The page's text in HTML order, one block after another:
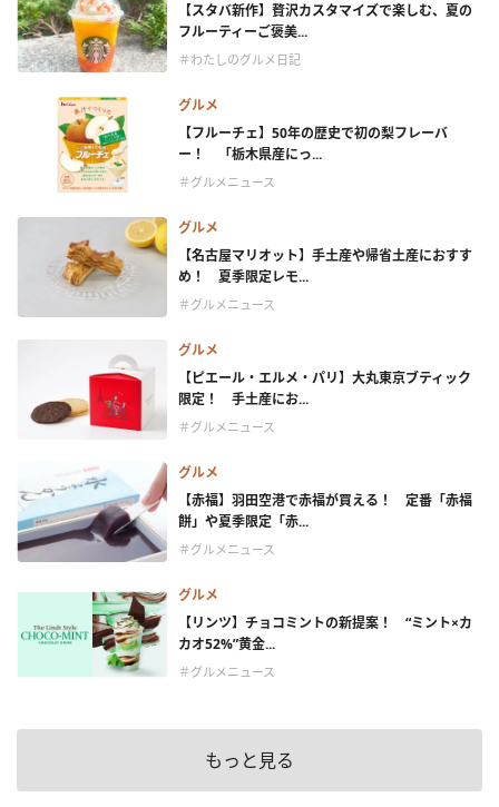
【スタバ新作】贅沢カスタマイズで楽しむ、夏の
フルーティーご褒美...
＃わたしのグルメ日記
グルメ
【フルーチェ】50年の歴史で初の梨フレーバ
ー！ 「栃木県産にっ...
＃グルメニュース
グルメ
【名古屋マリオット】手土産や帰省土産におすす
め！ 夏季限定レモ...
＃グルメニュース
グルメ
【ピエール・エルメ・パリ】大丸東京ブティック
限定！ 手土産にお...
＃グルメニュース
グルメ
【赤福】羽田空港で赤福が買える！ 定番「赤福
餅」や夏季限定「赤...
＃グルメニュース
グルメ
【リンツ】チョコミントの新提案！ “ミント×カ
カオ52%”黄金...
＃グルメニュース
もっと見る